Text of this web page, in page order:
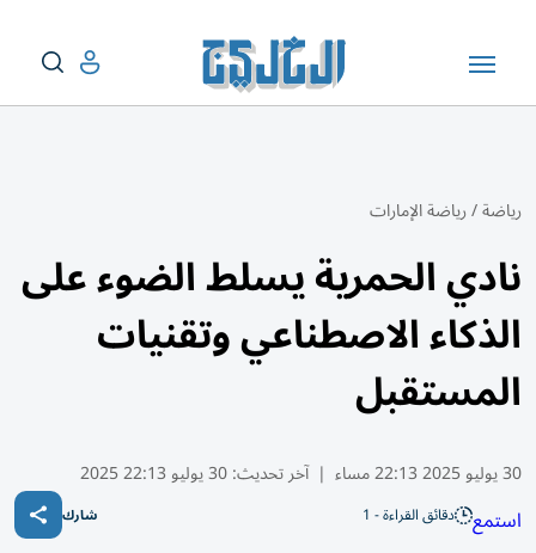
رياضة/رياضة الإمارات
نادي الحمرية يسلط الضوء على
الذكاء الاصطناعي وتقنيات
المستقبل
30 يوليو 2025 22:13 مساء | آخر تحديث:30 يوليو 22:13 2025
استمع دقائق القراءة - 1 شارك